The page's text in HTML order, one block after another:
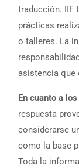
traducción. IIF
prácticas
o talleres. La
asistencia que
En cuanto a
respuesta
considerarse
como la base
Toda la